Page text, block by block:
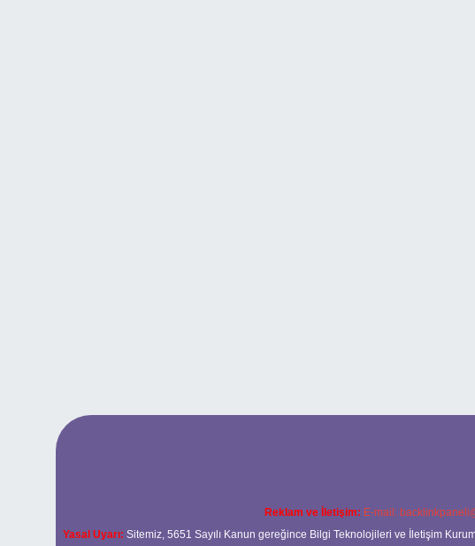
Reklam ve İletişim: E-mail:
Yasal Uyarı: Sitemiz, 5651 Sayılı Kanun gereğince Bilgi Teknolojileri ve İletişim